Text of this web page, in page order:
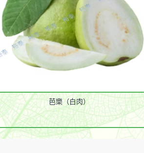
芭樂（白肉）